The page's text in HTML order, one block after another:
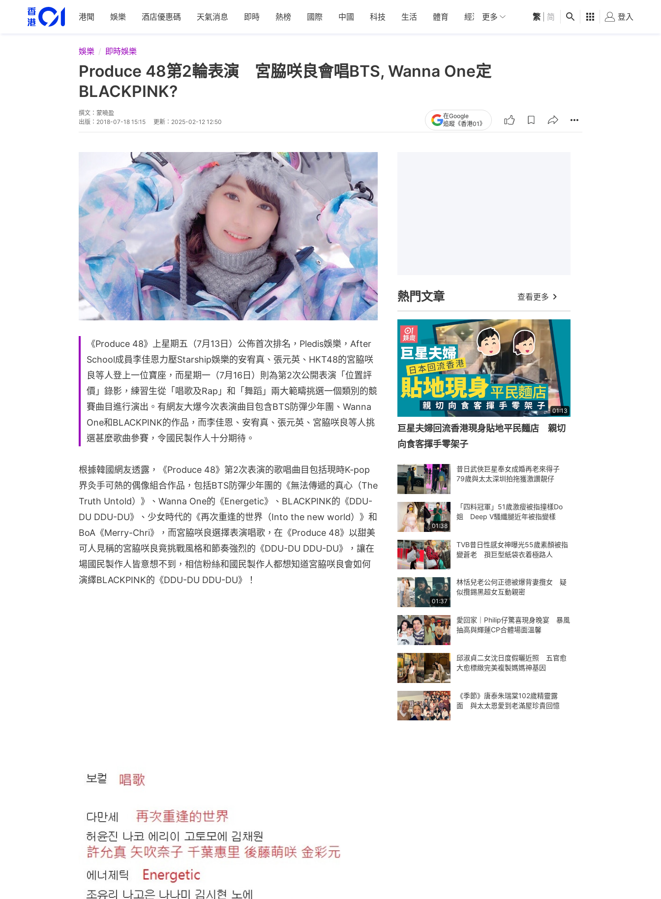
港聞 娛樂 酒店優惠碼 天氣消息 即時 熱榜 國際 中國 科技 生活 體育 經濟 01深圳 觀點 健康 好食玩飛
更多 繁 简 登入
娛樂 即時娛樂
Produce 48第2輪表演 宮脇咲良會唱BTS, Wanna One定
BLACKPINK?
撰文： 蒙曉盈
出版： 2018-07-18 15:15 更新： 2025-02-12 12:50
在Google
追蹤《香港01》
《Produce 48》上星期五（7月13日）公佈首次排名，Pledis娛樂，After
School成員李佳恩力壓Starship娛樂的安宥真、張元英、HKT48的宮脇咲
良等人登上一位寶座，而星期一（7月16日）則為第2次公開表演「位置評
價」錄影，練習生從「唱歌及Rap」和「舞蹈」兩大範疇挑選一個類別的競
賽曲目進行演出。有網友大爆今次表演曲目包含BTS防彈少年團、Wanna
One和BLACKPINK的作品，而李佳恩、安宥真、張元英、宮脇咲良等人挑
選甚麼歌曲參賽，令國民製作人十分期待。
根據韓國網友透露，《Produce 48》第2次表演的歌唱曲目包括現時K-pop
界灸手可熱的偶像組合作品，包括BTS防彈少年團的《無法傳遞的真心（The
Truth Untold）》、Wanna One的《Energetic》、BLACKPINK的《DDU-
DU DDU-DU》、少女時代的《再次重逢的世界（Into the new world）》和
BoA《Merry-Chri》，而宮脇咲良選擇表演唱歌，在《Produce 48》以甜美
可人見稱的宮脇咲良竟挑戰風格和節奏強烈的《DDU-DU DDU-DU》，讓在
場國民製作人皆意想不到，相信粉絲和國民製作人都想知道宮脇咲良會如何
演繹BLACKPINK的《DDU-DU DDU-DU》！
熱門文章 查看更多
01:13
巨星夫婦回流香港現身貼地平民麵店 親切
向食客揮手零架子
昔日武俠巨星奉女成婚再老來得子
79歲與太太深圳拍拖獲激讚靚仔
01:38
「四料冠軍」51歲激瘦被指撞樣Do
姐 Deep V騷纖腿近年被指變樣
TVB昔日性感女神曝光55歲素顏被指
變蒼老 孭巨型紙袋衣着極路人
01:37
林恬兒老公何正德被爆背妻攬女 疑
似攬錫黑超女互動親密
愛回家｜Philip仔驚喜現身晚宴 暴風
抽高與輝蓮CP合體場面溫馨
邱淑貞二女沈日度假曬近照 五官愈
大愈標緻完美複製媽媽神基因
《季節》唐泰朱瑞棠102歲精靈露
面 與太太恩愛到老滿屋珍貴回憶